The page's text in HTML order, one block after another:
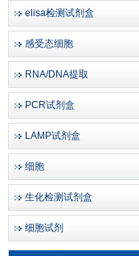
elisa检测试剂盒
感受态细胞
RNA/DNA提取
PCR试剂盒
LAMP试剂盒
细胞
生化检测试剂盒
细胞试剂